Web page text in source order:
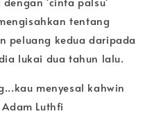
tentang
peluang kedua daripada
lukai dua tahun lalu.
menyesal kahwin
Luthfi